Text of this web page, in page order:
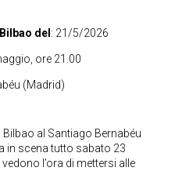
del : 21/5/2026
ore 21.00
(Madrid)
Bilbao al Santiago Bernabéu
in scena tutto sabato 23
l’ora di mettersi alle